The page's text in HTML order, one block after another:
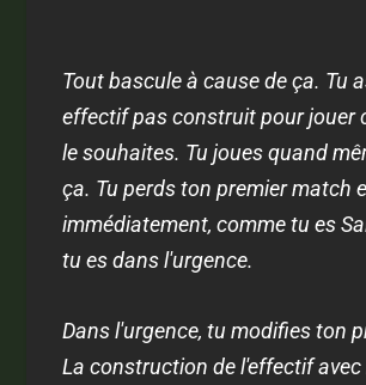
Tout bascule à cause de ça. Tu
effectif pas construit pour jouer
le souhaites. Tu joues quand
ça. Tu perds ton premier match
immédiatement, comme tu es
tu es dans l'urgence.
Dans l'urgence, tu modifies ton
La construction de l'effectif avec